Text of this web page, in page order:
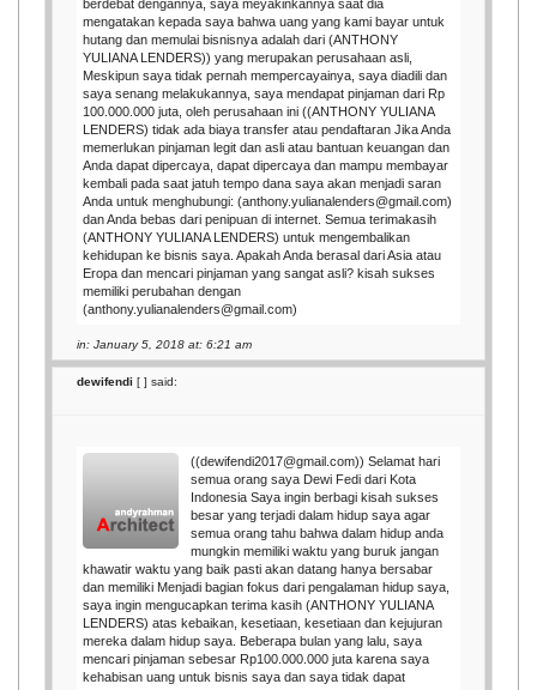
berdebat dengannya, saya meyakinkannya saat dia
mengatakan kepada saya bahwa uang yang kami bayar untuk
hutang dan memulai bisnisnya adalah dari (ANTHONY
YULIANA LENDERS)) yang merupakan perusahaan asli,
Meskipun saya tidak pernah mempercayainya, saya diadili dan
saya senang melakukannya, saya mendapat pinjaman dari Rp
100.000.000 juta, oleh perusahaan ini ((ANTHONY YULIANA
LENDERS) tidak ada biaya transfer atau pendaftaran Jika Anda
memerlukan pinjaman legit dan asli atau bantuan keuangan dan
Anda dapat dipercaya, dapat dipercaya dan mampu membayar
kembali pada saat jatuh tempo dana saya akan menjadi saran
Anda untuk menghubungi: (anthony.yulianalenders@gmail.com)
dan Anda bebas dari penipuan di internet. Semua terimakasih
(ANTHONY YULIANA LENDERS) untuk mengembalikan
kehidupan ke bisnis saya. Apakah Anda berasal dari Asia atau
Eropa dan mencari pinjaman yang sangat asli? kisah sukses
memiliki perubahan dengan
(anthony.yulianalenders@gmail.com)
in: January 5, 2018 at: 6:21 am
dewifendi [] said:
((dewifendi2017@gmail.com)) Selamat hari
semua orang saya Dewi Fedi dari Kota
Indonesia Saya ingin berbagi kisah sukses
besar yang terjadi dalam hidup saya agar
semua orang tahu bahwa dalam hidup anda
mungkin memiliki waktu yang buruk jangan
khawatir waktu yang baik pasti akan datang hanya bersabar
dan memiliki Menjadi bagian fokus dari pengalaman hidup saya,
saya ingin mengucapkan terima kasih (ANTHONY YULIANA
LENDERS) atas kebaikan, kesetiaan, kesetiaan dan kejujuran
mereka dalam hidup saya. Beberapa bulan yang lalu, saya
mencari pinjaman sebesar Rp100.000.000 juta karena saya
kehabisan uang untuk bisnis saya dan saya tidak dapat